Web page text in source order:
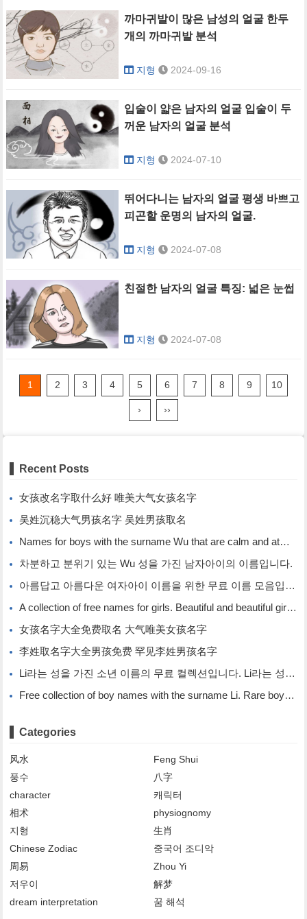
까마귀발이 많은 남성의 얼굴 한두
개의 까마귀발 분석
지형 2024-09-16
입술이 얇은 남자의 얼굴 입술이 두
꺼운 남자의 얼굴 분석
지형 2024-07-10
뛰어다니는 남자의 얼굴 평생 바쁘고
피곤할 운명의 남자의 얼굴.
지형 2024-07-08
친절한 남자의 얼굴 특징: 넓은 눈썹
지형 2024-07-08
1 2 3 4 5 6 7 8 9 10
› ››
Recent Posts
女孩改名字取什么好 唯美大气女孩名字
吴姓沉稳大气男孩名字 吴姓男孩取名
Names for boys with the surname Wu that are calm and atmospheric. Names for boys with the surname Wu.
차분하고 분위기 있는 Wu 성을 가진 남자아이의 이름입니다.
아름답고 아름다운 여자아이 이름을 위한 무료 이름 모음입니다.
A collection of free names for girls. Beautiful and beautiful girl names.
女孩名字大全免费取名 大气唯美女孩名字
李姓取名字大全男孩免费 罕见李姓男孩名字
Li라는 성을 가진 소년 이름의 무료 컬렉션입니다. Li라는 성을 가진 희귀한 소년 이름입니다.
Free collection of boy names with the surname Li. Rare boy names with the surname Li.
Categories
风水
Feng Shui
풍수
八字
character
캐릭터
相术
physiognomy
지형
生肖
Chinese Zodiac
중국어 조디악
周易
Zhou Yi
저우이
解梦
dream interpretation
꿈 해석